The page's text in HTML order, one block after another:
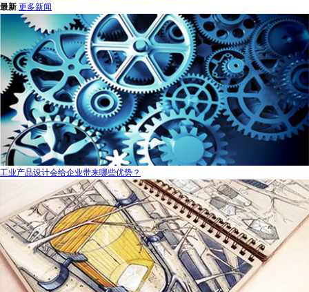
最新更多新闻
工业产品设计会给企业带来哪些优势？